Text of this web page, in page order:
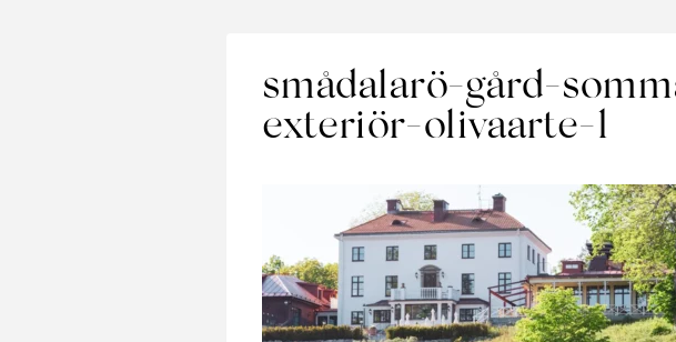
smådalarö-gård-
exteriör-olivaarte-1